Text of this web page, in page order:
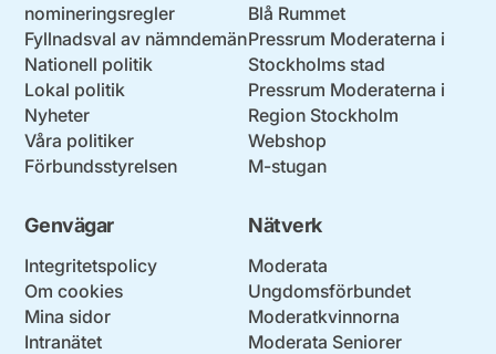
nomineringsregler
Fyllnadsval av nämndemän
Nationell politik
Lokal politik
Nyheter
Våra politiker
Förbundsstyrelsen
Blå Rummet
Pressrum Moderaterna i
Stockholms stad
Pressrum Moderaterna i
Region Stockholm
Webshop
M-stugan
Genvägar
Integritetspolicy
Om cookies
Mina sidor
Intranätet
Nätverk
Moderata
Ungdomsförbundet
Moderatkvinnorna
Moderata Seniorer